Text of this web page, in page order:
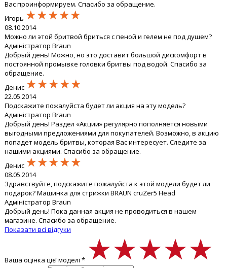
Вас проинформируем. Спасибо за обращение.
Игорь ★★★★★
★★★★★
★★★★★
08.10.2014
Можно ли этой бритвой бриться с пеной и гелем не под душем?
Адміністратор Braun
Добрый день! Можно, но это доставит большой дискомфорт в
постоянной промывке головки бритвы под водой. Спасибо за
обращение.
Денис ★★★★★
★★★★★
★★★★★
22.05.2014
Подскажите пожалуйста будет ли акция на эту модель?
Адміністратор Braun
Добрый день! Раздел «Акции» регулярно пополняется новыми
выгодными предложениями для покупателей. Возможно, в акцию
попадет модель бритвы, которая Вас интересует. Следите за
нашими акциями. Спасибо за обращение.
Денис ★★★★★
★★★★★
★★★★★
08.05.2014
Здравствуйте, подскажите пожалуйста к этой модели будет ли
подарок? Машинка для стрижки BRAUN cruZer5 Head
Адміністратор Braun
Добрый день! Пока данная акция не проводиться в нашем
магазине. Спасибо за обращение.
Показати всі відгуки
Ваша оцінка цієї моделі * ★★★★★
★★★★★
★★★★★